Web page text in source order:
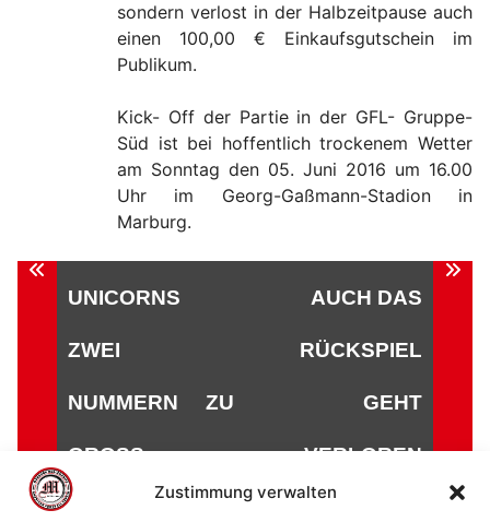
Zustimmung verwalten
sondern verlost in der Halbzeitpause auch
einen 100,00 € Einkaufsgutschein im
Publikum.
Kick- Off der Partie in der GFL- Gruppe-
Süd ist bei hoffentlich trockenem Wetter
am Sonntag den 05. Juni 2016 um 16.00
Uhr im Georg-Gaßmann-Stadion in
Marburg.
Beitragsnavigation
UNICORNS
ZWEI
NUMMERN ZU
GROSS
AUCH DAS
RÜCKSPIEL
GEHT
VERLOREN